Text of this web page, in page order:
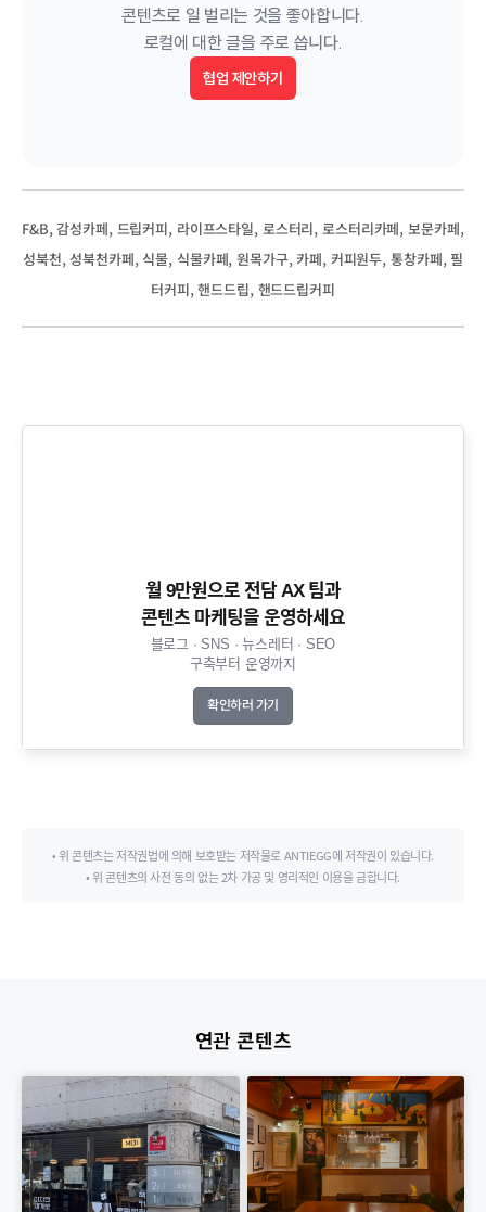
콘텐츠로 일 벌리는 것을 좋아합니다.
로컬에 대한 글을 주로 씁니다.
협업 제안하기
F&B, 감성카페, 드립커피, 라이프스타일, 로스터리, 로스터리카페, 보문카페 ,
성북천, 성북천카페, 식물, 식물카페, 원목가구, 카페, 커피원두, 통창카페, 필
터커피, 핸드드립, 핸드드립커피
월 9만원으로 전담 AX 팀과
콘텐츠 마케팅을 운영하세요​
블로그 · SNS · 뉴스레터 · SEO
구축부터 운영까지​
확인하러 가기
• 위 콘텐츠는 저작권법에 의해 보호받는 저작물로 ANTIEGG에 저작권이 있습니다.
• 위 콘텐츠의 사전 동의 없는 2차 가공 및 영리적인 이용을 금합니다.
연관 콘텐츠